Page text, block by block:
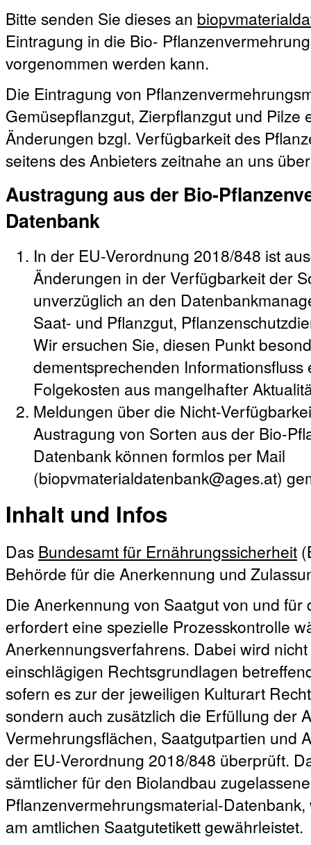
Bitte senden Sie dieses an
Eintragung in die Bio-
vorgenommen werden kann.
Die Eintragung von
Gemüsepflanzgut, Zierpflanzgut und Pilze
Änderungen bzgl. Verfügbarkeit des
seitens des Anbieters zeitnahe an uns
Austragung aus der Bio-
Datenbank
In der EU-Verordnung 2018/848 ist
Änderungen in der Verfügbarkeit der
unverzüglich an den
Saat- und Pflanzgut,
Wir ersuchen Sie, diesen Punkt
dementsprechenden
Folgekosten aus mangelhafter
Meldungen über die Nicht-
Austragung von Sorten aus der Bio-
Datenbank können formlos per Mail
(biopvmaterialdatenbank@ages.at)
Inhalt und Infos
Das Bundesamt für Ernährungssicherheit
Behörde für die Anerkennung und
Die Anerkennung von Saatgut von und
erfordert eine spezielle Prozesskontrolle
Anerkennungsverfahrens. Dabei wird
einschlägigen Rechtsgrundlagen
sofern es zur der jeweiligen Kulturart
sondern auch zusätzlich die Erfüllung der
Vermehrungsflächen, Saatgutpartien und
der EU-Verordnung 2018/848 überprüft.
sämtlicher für den Biolandbau
Pflanzenvermehrungsmaterial-
am amtlichen Saatgutetikett gewährleistet.